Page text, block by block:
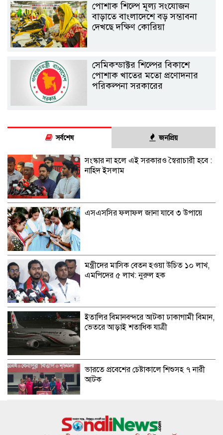
পোশাক শিল্পে মূল্য সংযোজন
বাড়াতে বাংলাদেশে বড় সম্ভাবনা
দেখছে দক্ষিণ কোরিয়া
সেমিকন্ডাক্টর শিল্পের বিকাশে
পোশাক খাতের মতো প্রণোদনার
পরিকল্পনা সরকারের
সর্বশেষ জনপ্রিয়
সংস্কার না হলে এই সরকারও স্বৈরাচারী হবে :
নাহিদ ইসলাম
এসএসসির ফলাফল জানা যাবে ৩ উপায়ে
মন্ত্রীদের মাসিক বেতন হওয়া উচিত ১০ লাখ,
এমপিদের ৫ লাখ: নুরুল হক
ইতালির বিমানবন্দরে আটকা ঢাকাগামী বিমান,
ভেতরে আড়াই শতাধিক যাত্রী
ভারতে প্রবেশের চেষ্টাকালে শিশুসহ ৭ নারী
আটক
কুপ্রস্তাবে রাজি না হওয়ায় তরুণীকে চুরির
অপবাদ, চুল কেটে নির্যাতন